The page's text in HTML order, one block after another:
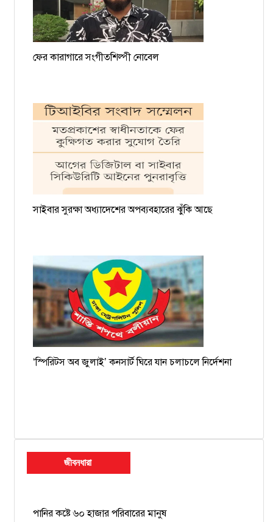
ফের কারাগারে সংগীতশিল্পী নোবেল
সাইবার সুরক্ষা অধ্যাদেশের অপব্যবহারের ঝুঁকি আছে
‘স্পিরিটস অব জুলাই’ কনসার্ট ঘিরে যান চলাচলে নির্দেশনা
জীবনধারা
পানির কষ্টে ৬০ হাজার পরিবারের মানুষ